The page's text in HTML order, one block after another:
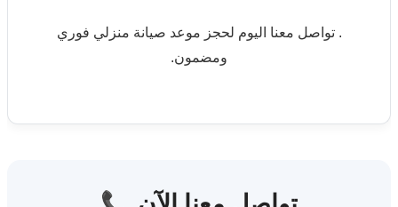
. تواصل معنا اليوم لحجز موعد صيانة منزلي فوري
ومضمون.